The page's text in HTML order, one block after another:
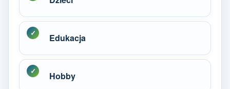
Edukacja
Hobby